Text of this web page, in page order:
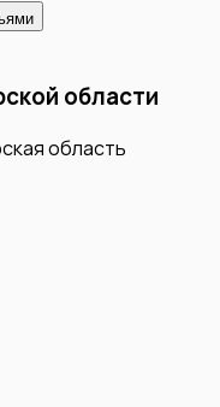
области
область